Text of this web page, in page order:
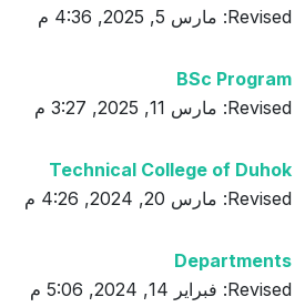
Revised: مارس 5, 2025, 4:36 م
BSc Program
Revised: مارس 11, 2025, 3:27 م
Technical College of Duhok
Revised: مارس 20, 2024, 4:26 م
Departments
Revised: فبراير 14, 2024, 5:06 م